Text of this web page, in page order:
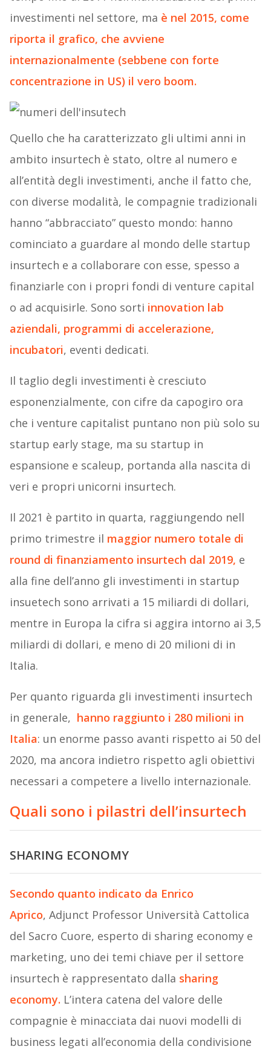
investimenti nel settore, ma è nel 2015, come
riporta il grafico, che avviene
internazionalmente (sebbene con forte
concentrazione in US) il vero boom.
Quello che ha caratterizzato gli ultimi anni in
ambito insurtech è stato, oltre al numero e
all’entità degli investimenti, anche il fatto che,
con diverse modalità, le compagnie tradizionali
hanno “abbracciato” questo mondo: hanno
cominciato a guardare al mondo delle startup
insurtech e a collaborare con esse, spesso a
finanziarle con i propri fondi di venture capital
o ad acquisirle. Sono sorti innovation lab
aziendali, programmi di accelerazione,
incubatori, eventi dedicati.
Il taglio degli investimenti è cresciuto
esponenzialmente, con cifre da capogiro ora
che i venture capitalist puntano non più solo su
startup early stage, ma su startup in
espansione e scaleup, portanda alla nascita di
veri e propri unicorni insurtech.
Il 2021 è partito in quarta, raggiungendo nell
primo trimestre il maggior numero totale di
round di finanziamento insurtech dal 2019, e
alla fine dell’anno gli investimenti in startup
insuetech sono arrivati a 15 miliardi di dollari,
mentre in Europa la cifra si aggira intorno ai 3,5
miliardi di dollari, e meno di 20 milioni di in
Italia.
Per quanto riguarda gli investimenti insurtech
in generale, hanno raggiunto i 280 milioni in
Italia: un enorme passo avanti rispetto ai 50 del
2020, ma ancora indietro rispetto agli obiettivi
necessari a competere a livello internazionale.
Quali sono i pilastri dell’insurtech
SHARING ECONOMY
Secondo quanto indicato da Enrico
Aprico, Adjunct Professor Università Cattolica
del Sacro Cuore, esperto di sharing economy e
marketing, uno dei temi chiave per il settore
insurtech è rappresentato dalla sharing
economy. L’intera catena del valore delle
compagnie è minacciata dai nuovi modelli di
business legati all’economia della condivisione